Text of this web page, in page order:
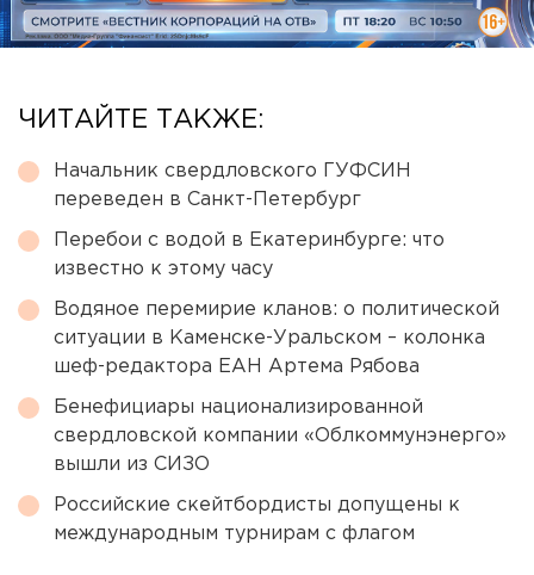
ЧИТАЙТЕ ТАКЖЕ:
Начальник свердловского ГУФСИН
переведен в Санкт-Петербург
Перебои с водой в Екатеринбурге: что
известно к этому часу
Водяное перемирие кланов: о политической
ситуации в Каменске-Уральском – колонка
шеф-редактора ЕАН Артема Рябова
Бенефициары национализированной
свердловской компании «Облкоммунэнерго»
вышли из СИЗО
Российские скейтбордисты допущены к
международным турнирам с флагом